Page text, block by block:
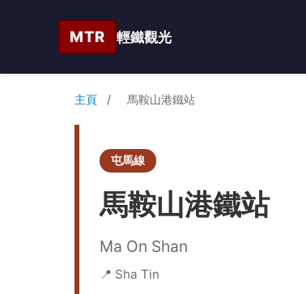
MTR 輕鐵觀光
主頁 / 馬鞍山港鐵站
屯馬線
馬鞍山港鐵站
Ma On Shan
📍 Sha Tin